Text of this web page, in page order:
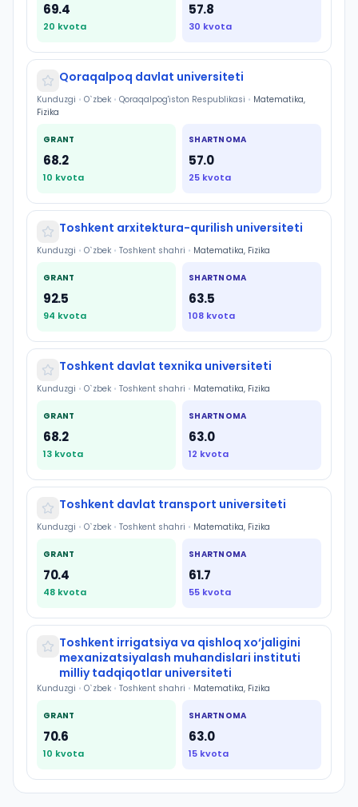
69.4
20 kvota
57.8
30 kvota
Qoraqalpoq davlat universiteti
Kunduzgi • O`zbek • Qoraqalpog'iston Respublikasi • Matematika,
Fizika
GRANT
68.2
10 kvota
SHARTNOMA
57.0
25 kvota
Toshkent arxitektura-qurilish universiteti
Kunduzgi • O`zbek • Toshkent shahri • Matematika, Fizika
GRANT
92.5
94 kvota
SHARTNOMA
63.5
108 kvota
Toshkent davlat texnika universiteti
Kunduzgi • O`zbek • Toshkent shahri • Matematika, Fizika
GRANT
68.2
13 kvota
SHARTNOMA
63.0
12 kvota
Toshkent davlat transport universiteti
Kunduzgi • O`zbek • Toshkent shahri • Matematika, Fizika
GRANT
70.4
48 kvota
SHARTNOMA
61.7
55 kvota
Toshkent irrigatsiya va qishloq xo‘jaligini
mexanizatsiyalash muhandislari instituti
milliy tadqiqotlar universiteti
Kunduzgi • O`zbek • Toshkent shahri • Matematika, Fizika
GRANT
70.6
10 kvota
SHARTNOMA
63.0
15 kvota